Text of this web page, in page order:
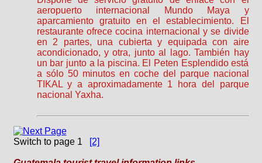
aeropuerto internacional Mundo Maya y
aparcamiento gratuito en el establecimiento. El
restaurante ofrece cocina internacional y se divide
en 2 partes, una cubierta y equipada con aire
acondicionado, y otra, junto al lago. También hay
un bar junto a la piscina. El Peten Esplendido está
a sólo 50 minutos en coche del parque nacional
TIKAL y a aproximadamente 1 hora del parque
nacional Yaxha.
Switch to page 1 [2]